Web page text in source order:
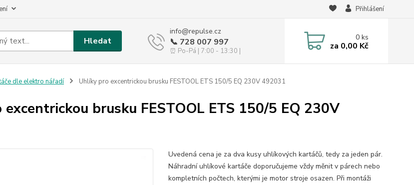
Přihlášení
Hledat
info@repulse.cz
📞 728 007 997
⏰ Po-Pá | 7:00 - 13:30 |
0ks
za 0,00 Kč
dle elektro nářadí Uhlíky pro excentrickou brusku FESTOOL ETS 150/5 EQ 230V 492031
brusku FESTOOL ETS 150/5 EQ 230V
Uvedená cena je za dva kusy uhlíkových kartáčů, tedy za jeden pár.
Náhradní uhlíkové kartáče doporučujeme vždy měnit v párech nebo
kompletních počtech, kterými je motor stroje osazen. Při montáži